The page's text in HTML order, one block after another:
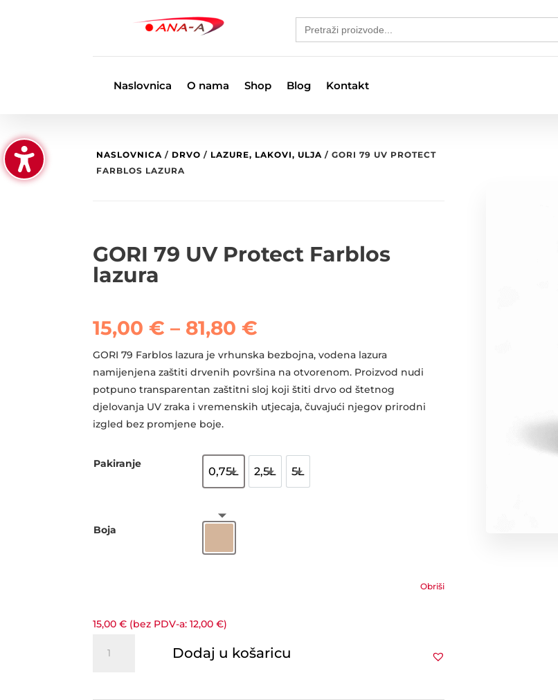
Search
for:
Naslovnica O nama Shop Blog Kontakt
NASLOVNICA / DRVO / LAZURE, LAKOVI, ULJA / GORI 79 UV PROTECT
FARBLOS LAZURA
GORI 79 UV Protect Farblos
lazura
15,00€ – 81,80€
od
15,00 €
do
81,80 €
GORI 79 Farblos lazura je vrhunska bezbojna, vodena lazura
namijenjena zaštiti drvenih površina na otvorenom. Proizvod nudi
potpuno transparentan zaštitni sloj koji štiti drvo od štetnog
djelovanja UV zraka i vremenskih utjecaja, čuvajući njegov prirodni
izgled bez promjene boje.
Pakiranje
0,75L
0,75L
2,5L
2,5L
5L
Boja
Obriši
15,00€ (bez PDV-a:12,00€)
Dodaj u košaricu